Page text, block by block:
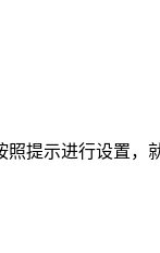
提示进行设置，